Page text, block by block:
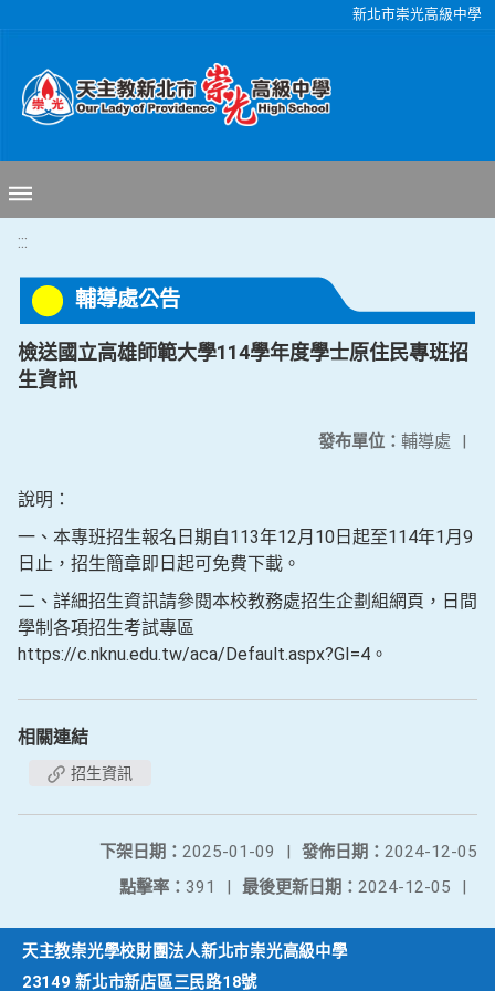
新北市崇光高級中學
:::
輔導處公告
檢送國立高雄師範大學114學年度學士原住民專班招
生資訊
發布單位： 輔導處 |
說明：
一、本專班招生報名日期自113年12月10日起至114年1月9
日止，招生簡章即日起可免費下載。
二、詳細招生資訊請參閱本校教務處招生企劃組網頁，日間
學制各項招生考試專區
https://c.nknu.edu.tw/aca/Default.aspx?GI=4。
相關連結
招生資訊
發佈日期： 2024-12-05
下架日期： 2025-01-09
|
最後更新日期： 2024-12-05 |
點擊率： 391 |
天主教崇光學校財團法人新北市崇光高級中學
23149 新北市新店區三民路18號